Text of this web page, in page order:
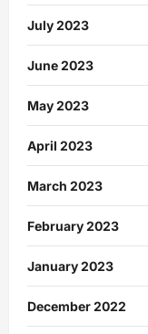
July 2023
June 2023
May 2023
April 2023
March 2023
February 2023
January 2023
December 2022